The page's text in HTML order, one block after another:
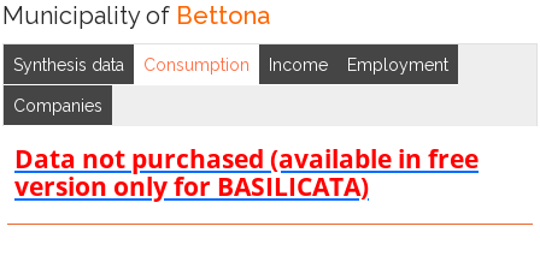
Municipality of Bettona
Synthesis data Consumption Income Employment
Companies
Data not purchased (available in free
version only for BASILICATA)